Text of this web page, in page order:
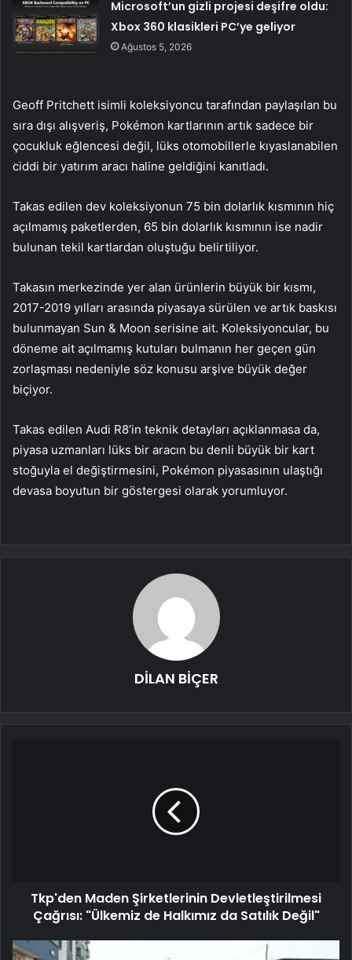
Microsoft’un gizli projesi deşifre oldu:
Xbox 360 klasikleri PC’ye geliyor
Ağustos 5, 2026
Geoff Pritchett isimli koleksiyoncu tarafından paylaşılan bu
sıra dışı alışveriş, Pokémon kartlarının artık sadece bir
çocukluk eğlencesi değil, lüks otomobillerle kıyaslanabilen
ciddi bir yatırım aracı haline geldiğini kanıtladı.
Takas edilen dev koleksiyonun 75 bin dolarlık kısmının hiç
açılmamış paketlerden, 65 bin dolarlık kısmının ise nadir
bulunan tekil kartlardan oluştuğu belirtiliyor.
Takasın merkezinde yer alan ürünlerin büyük bir kısmı,
2017-2019 yılları arasında piyasaya sürülen ve artık baskısı
bulunmayan Sun & Moon serisine ait. Koleksiyoncular, bu
döneme ait açılmamış kutuları bulmanın her geçen gün
zorlaşması nedeniyle söz konusu arşive büyük değer
biçiyor.
Takas edilen Audi R8’in teknik detayları açıklanmasa da,
piyasa uzmanları lüks bir aracın bu denli büyük bir kart
stoğuyla el değiştirmesini, Pokémon piyasasının ulaştığı
devasa boyutun bir göstergesi olarak yorumluyor.
DİLAN BİÇER
Tkp'den Maden Şirketlerinin Devletleştirilmesi
Çağrısı: "Ülkemiz de Halkımız da Satılık Değil"